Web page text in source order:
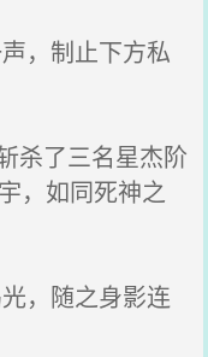
，制止下方私
杀了三名星杰阶
，如同死神之
，随之身影连